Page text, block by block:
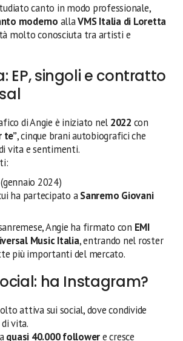
canto in modo professionale,
moderno allaVMS Italia di Loretta
molto conosciuta tra artisti e
EP, singoli e contratto
di Angie è iniziato nel 2022 con
te”, cinque brani autobiografici che
vita e sentimenti.
2024)
ha partecipato aSanremo Giovani
Angie ha firmato con EMI
Music Italia, entrando nel roster
più importanti del mercato.
ha Instagram?
attiva sui social, dove condivide
vita.
quasi 40.000 followere cresce